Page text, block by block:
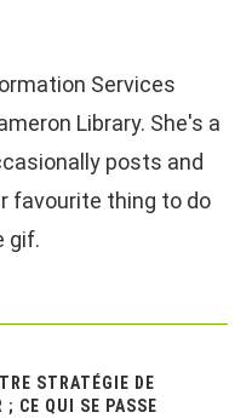
Services
Library. She's a
posts and
favourite thing to do
gif.
STRATÉGIE DE
; CE QUI SE PASSE